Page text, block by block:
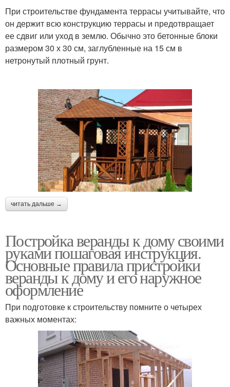
При строительстве фундамента террасы учитывайте, что
он держит всю конструкцию террасы и предотвращает
ее сдвиг или уход в землю. Обычно это бетонные блоки
размером 30 х 30 см, заглубленные на 15 см в
нетронутый плотный грунт.
читать дальше →
Постройка веранды к дому своими
руками пошаговая инструкция.
Основные правила пристройки
веранды к дому и его наружное
оформление
При подготовке к строительству помните о четырех
важных моментах: